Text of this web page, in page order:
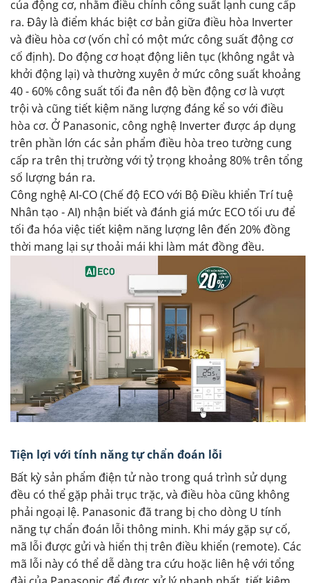
của động cơ, nhằm điều chỉnh công suất lạnh cung cấp
ra. Đây là điểm khác biệt cơ bản giữa điều hòa Inverter
và điều hòa cơ (vốn chỉ có một mức công suất động cơ
cố định). Do động cơ hoạt động liên tục (không ngắt và
khởi động lại) và thường xuyên ở mức công suất khoảng
40 - 60% công suất tối đa nên độ bền động cơ là vượt
trội và cũng tiết kiệm năng lượng đáng kể so với điều
hòa cơ. Ở Panasonic, công nghệ Inverter được áp dụng
trên phần lớn các sản phẩm điều hòa treo tường cung
cấp ra trên thị trường với tỷ trọng khoảng 80% trên tổng
số lượng bán ra.
Công nghệ AI-CO (Chế độ ECO với Bộ Điều khiển Trí tuệ
Nhân tạo - AI) nhận biết và đánh giá mức ECO tối ưu để
tối đa hóa việc tiết kiệm năng lượng lên đến 20% đồng
thời mang lại sự thoải mái khi làm mát đồng đều.
Tiện lợi với tính năng tự chẩn đoán lỗi
Bất kỳ sản phẩm điện tử nào trong quá trình sử dụng
đều có thể gặp phải trục trặc, và điều hòa cũng không
phải ngoại lệ. Panasonic đã trang bị cho dòng U tính
năng tự chẩn đoán lỗi thông minh. Khi máy gặp sự cố,
mã lỗi được gửi và hiển thị trên điều khiển (remote). Các
mã lỗi này có thể dễ dàng tra cứu hoặc liên hệ với tổng